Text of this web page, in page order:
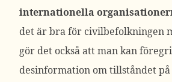
internationella
det är bra för civilbefolkningen
gör det också att man kan
desinformation om tillståndet